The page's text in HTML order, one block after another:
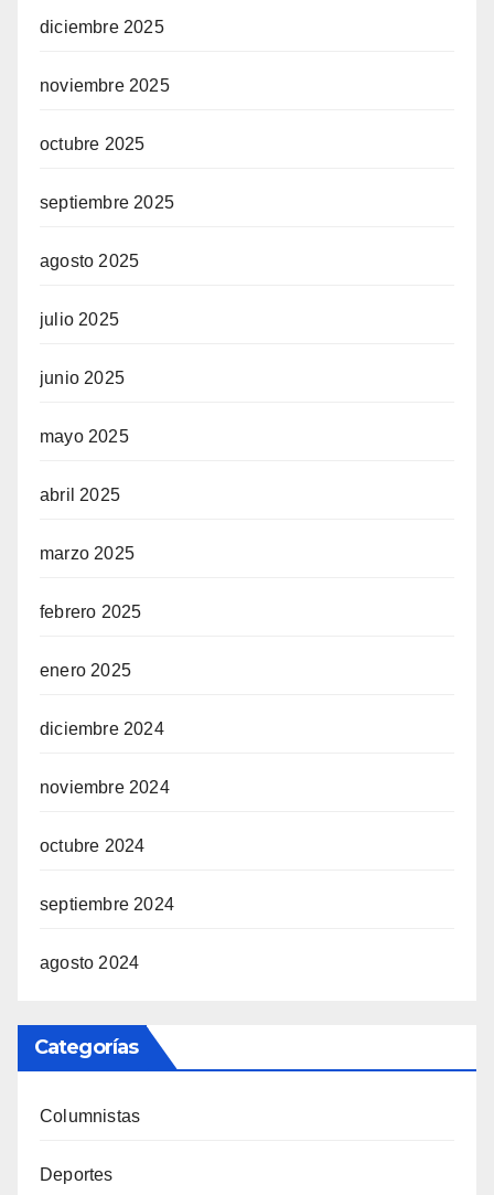
diciembre 2025
noviembre 2025
octubre 2025
septiembre 2025
agosto 2025
julio 2025
junio 2025
mayo 2025
abril 2025
marzo 2025
febrero 2025
enero 2025
diciembre 2024
noviembre 2024
octubre 2024
septiembre 2024
agosto 2024
Categorías
Columnistas
Deportes